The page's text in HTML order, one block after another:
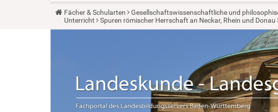
Y
u
Fächer & Schularten Gesellschaftswissenschaftliche und
Unterricht
Spuren römischer Herrschaft an Neckar, Rhein und Donau